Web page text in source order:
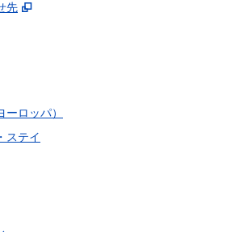
先 ,
ロッパ）
ステイ